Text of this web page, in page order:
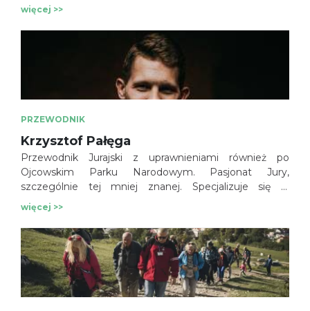
więcej >>
PRZEWODNIK
Krzysztof Pałęga
Przewodnik Jurajski z uprawnieniami również po
Ojcowskim Parku Narodowym. Pasjonat Jury,
szczególnie tej mniej znanej. Specjalizuje się w
oprowadzaniu małych grup, po miejscach rzadko
odwiedzanych i tajemniczych oraz wycieczkach
rowerowych, zarówno o charakterze turystycznym jak
również sportowym (MTB i szosowym). Prowadzący
media społecznościowe: Przez Jurę na platformie
YouTube, Facebook oraz Instagram.
więcej >>